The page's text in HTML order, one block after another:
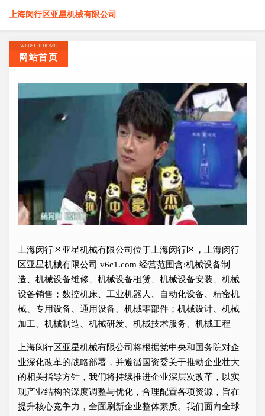
上海闵行区亚星机械有限公司
WEBSITE HOME
网站首页
上海闵行区亚星机械有限公司位于上海闵行区，上海闵行
区亚星机械有限公司 v6c1.com 经营范围含:机械设备制
造、机械设备维修、机械设备租赁、机械设备安装、机械
设备销售；数控机床、工业机器人、自动化设备、精密机
械、专用设备、通用设备、机械零部件；机械设计、机械
加工、机械制造、机械研发、机械技术服务、机械工程
上海闵行区亚星机械有限公司将根据党中央和国务院对企
业深化改革的战略部署，并遵循国资委关于推动企业壮大
的相关指导方针，我们将持续推进企业深层次改革，以实
现产业结构的深度调整与优化，合理配置各项资源，旨在
提升核心竞争力，全面刷新企业整体素质。我们面向全球